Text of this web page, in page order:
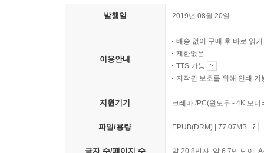
발행일 2019년 08월 20일
이용안내
배송 없이 구매 후 바로 읽기
제한없음
TTS 가능
저작권 보호를 위해 인쇄 기
지원기기 크레마 /PC(윈도우 - 4K 모
파일/용량 EPUB(DRM) | 77.07MB
글자 수/페이지 수 약 20.8만자, 약 6.7만 단어,